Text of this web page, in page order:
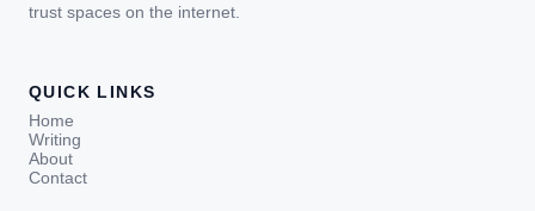
trust spaces on the internet.
QUICK LINKS
Home
Writing
About
Contact